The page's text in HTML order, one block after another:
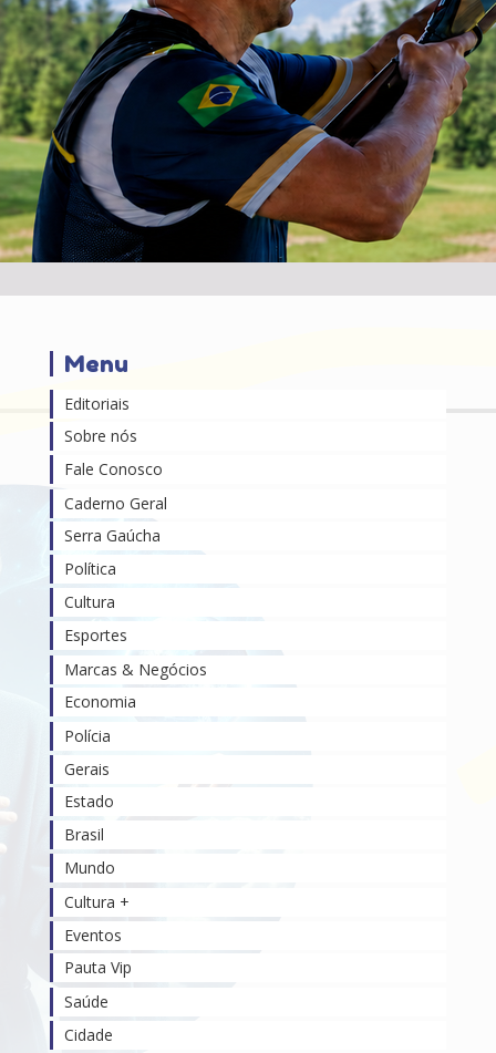
Menu
Editoriais
Sobre nós
Fale Conosco
Caderno Geral
Serra Gaúcha
Política
Cultura
Esportes
Marcas & Negócios
Economia
Polícia
Gerais
Estado
Brasil
Mundo
Cultura +
Eventos
Pauta Vip
Saúde
Cidade